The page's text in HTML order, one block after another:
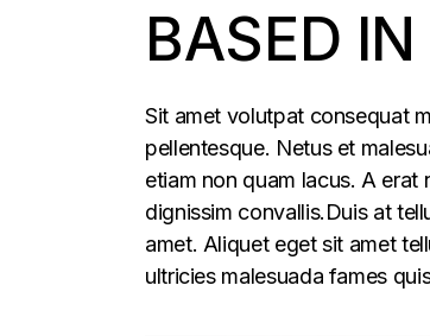
BASED
Sit amet volutpat consequat
pellentesque. Netus et
etiam non quam lacus. A erat
dignissim convallis.Duis at
amet. Aliquet eget sit amet
ultricies malesuada fames